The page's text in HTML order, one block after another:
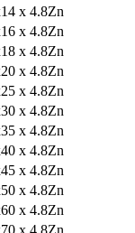
х 4.8Zn
х 4.8Zn
х 4.8Zn
х 4.8Zn
х 4.8Zn
х 4.8Zn
х 4.8Zn
х 4.8Zn
х 4.8Zn
х 4.8Zn
х 4.8Zn
х 4.8Zn